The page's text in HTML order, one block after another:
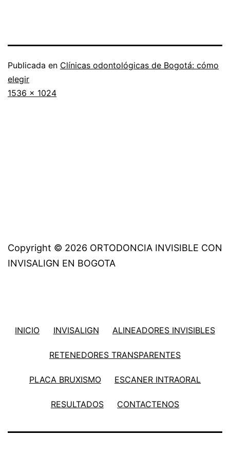
Publicada en Clínicas odontológicas de Bogotá: cómo
elegir
Tamaño
1536 × 1024
Copyright © 2026 ORTODONCIA INVISIBLE CON
INVISALIGN EN BOGOTA
INICIO INVISALIGN ALINEADORES INVISIBLES
RETENEDORES TRANSPARENTES
PLACA BRUXISMO ESCANER INTRAORAL
RESULTADOS CONTACTENOS